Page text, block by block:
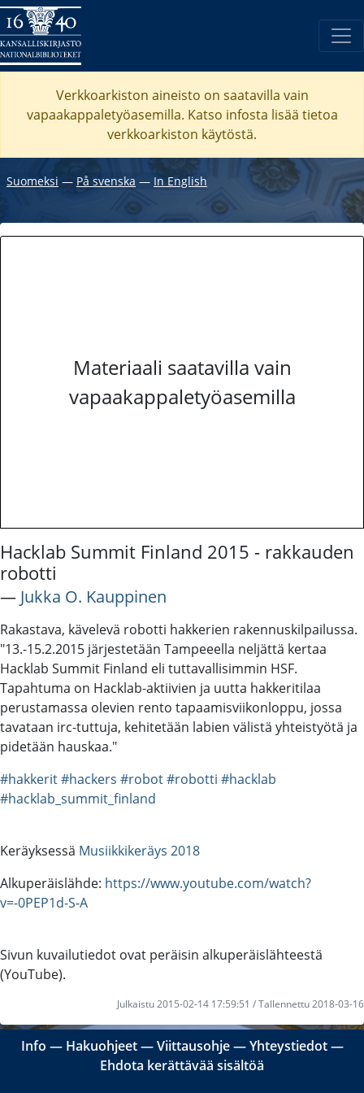
Verkkoarkiston aineisto on saatavilla vain
vapaakappaletyöasemilla. Katso infosta lisää tietoa
verkkoarkiston käytöstä.
Suomeksi ― På svenska ― In English
Materiaali saatavilla vain
vapaakappaletyöasemilla
Hacklab Summit Finland 2015 - rakkauden
robotti
― Jukka O. Kauppinen
Rakastava, kävelevä robotti hakkerien rakennuskilpailussa.
"13.-15.2.2015 järjestetään Tampeeella neljättä kertaa
Hacklab Summit Finland eli tuttavallisimmin HSF.
Tapahtuma on Hacklab-aktiivien ja uutta hakkeritilaa
perustamassa olevien rento tapaamisviikonloppu, jossa
tavataan irc-tuttuja, kehitetään labien välistä yhteistyötä ja
pidetään hauskaa."
#hakkerit#hackers #robot#robotti #hacklab
#hacklab_summit_finland
Keräyksessä Musiikkikeräys 2018
Alkuperäislähde: https://www.youtube.com/watch?
v=-0PEP1d-S-A
Sivun kuvailutiedot ovat peräisin alkuperäislähteestä
(YouTube).
Julkaistu 2015-02-14 17:59:51 / Tallennettu 2018-03-16
Info ― Hakuohjeet―Viittausohje―Yhteystiedot―
Ehdota kerättävää sisältöä